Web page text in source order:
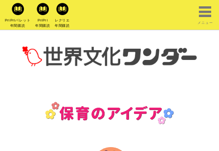
PriPriパレット
年間購読
PriPri
年間購読
レクリエ
年間購読
メニュー